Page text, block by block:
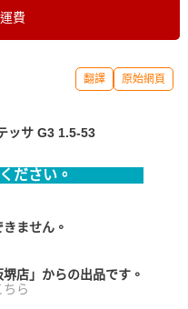
費
翻譯 原始網頁
ッサ G3 1.5-53
ださい。
ません。
店」からの出品です。
ら